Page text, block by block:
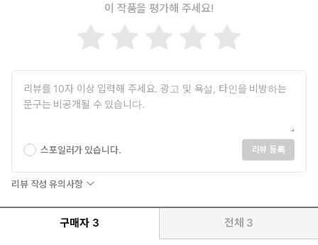
밤을 비추는 등대의 불빛 같은 글,
<삶을 견디는 기쁨〉
고향, 자연, 예술에 대한 뜨거운 고백을 담은 헤르만 헤세의 에세이
집 〈그리움이 나를 밀고 간다〉에 이어 이번에는 그의 외로움과 고
통을 예술로 승화한 〈삶을 견디는 기쁨〉이 출간되었다. 헤세는
1946년, 노벨문학상과 괴테상을 동시에 수상하는 등 작가로서 눈부
신 영광을 얻었다. 그러나 조국 독일에 대항해서 반전 운동을 펼치면
서 같은 독일인들에게 온갖 비난을 당하기도 했다. 개인적인 면에서
는 아내는 정신병을 앓았고 헤세 자신도 예민한 감수성 탓에 어렸을
그럼에도 불구하고 헤세는 어떤 고난에도 굴하지 않고 아이처럼 순
이 작품을 평가해 주세요!
스포일러가 있습니다. 리뷰 등록
리뷰 작성 유의사항
구매자 3 전체 3